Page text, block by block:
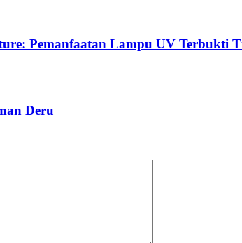
Pemanfaatan Lampu UV Terbukti
Deru